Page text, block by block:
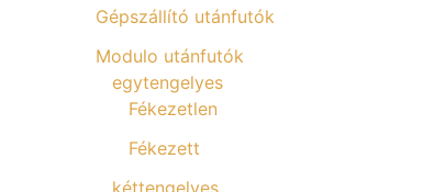
Gépszállító utánfutók
Modulo utánfutók
egytengelyes
Fékezetlen
Fékezett
kéttengelyes